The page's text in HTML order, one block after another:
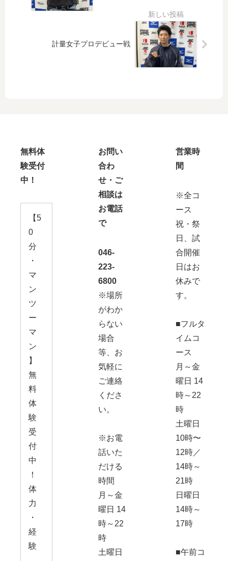
計量女子プロデビュー戦
無料体
験受付
中！
【5
0
分
・
マ
ン
ツ
ー
マ
ン
】
無
料
体
験
受
付
中
！
体
力
・
経
験
お問い
合わ
せ・ご
相談は
お電話
で
046-
223-
6800
※場所
がわか
らない
場合
等、お
気軽に
ご連絡
くださ
い。
※お電
話いた
だける
時間
月～金
曜日 14
時～22
時
土曜日
営業時
間
※全コ
ース
祝・祭
日、試
合開催
日はお
休みで
す。
■フルタ
イムコ
ース
月～金
曜日 14
時～22
時
土曜日
10時〜
12時／
14時～
21時
日曜日
14時～
17時
■午前コ